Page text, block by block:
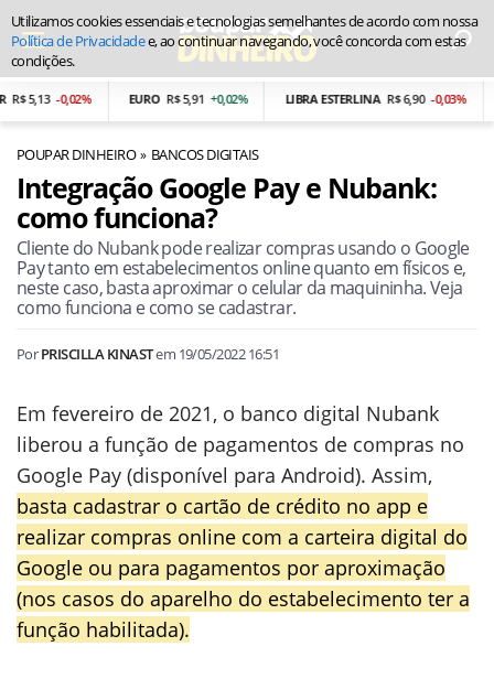
-0,02% EURO R$ 5,91 +0,02% LIBRA ESTERLINA R$ 6,90 -0,03%
POUPAR DINHEIRO BANCOS DIGITAIS
Integração Google Pay e Nubank:
como funciona?
Cliente do Nubank pode realizar compras usando o Google
Pay tanto em estabelecimentos online quanto em físicos e,
neste caso, basta aproximar o celular da maquininha. Veja
como funciona e como se cadastrar.
PorPRISCILLA KINASTem 19/05/2022 16:51
Em fevereiro de 2021, o banco digital Nubank
liberou a função de pagamentos de compras no
Google Pay (disponível para Android). Assim,
basta cadastrar o cartão de crédito no app e
realizar compras online com a carteira digital do
Google ou para pagamentos por aproximação
(nos casos do aparelho do estabelecimento ter a
função habilitada).
Utilizamos cookies essenciais e tecnologias semelhantes de acordo com nossa
Política de Privacidadee, ao continuar navegando, você concorda com estas
condições.